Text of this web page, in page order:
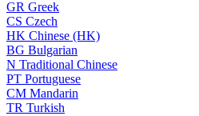
GR Greek
CS Czech
HK Chinese (HK)
BG Bulgarian
N Traditional Chinese
PT Portuguese
CM Mandarin
TR Turkish